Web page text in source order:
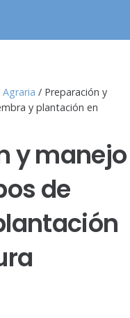
Agraria / Preparación y
y plantación en
y manejo
de